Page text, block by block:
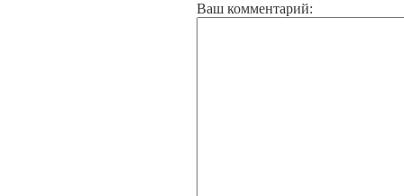
Ваш комментарий: